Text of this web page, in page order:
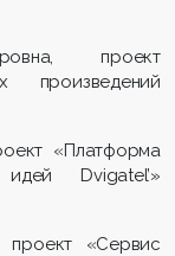
проект
произведений
«Платформа
Dvigatel’»
проект «Сервис